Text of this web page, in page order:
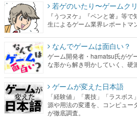
若ゲのいたり〜ゲームク
『うつヌケ』『ペンと箸』等
生によるゲーム業界レポートマ
なんでゲームは面白い？
ゲーム開発者・hamatsu氏がゲ
な形から解き明かしていく、硬
ゲームが変えた日本語
「経験値」「裏技」「ラスボ
源や用法の変遷を、コンピュー
が徹底調査。